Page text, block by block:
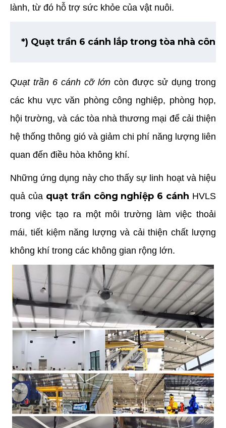
lành, từ đó hỗ trợ sức khỏe của vật nuôi.
*) Quạt trần 6 cánh lắp trong tòa nhà
Quạt trần 6 cánh cỡ lớn còn được sử dụng trong
các khu vực văn phòng công nghiệp, phòng họp,
hội trường, và các tòa nhà thương mại để cải thiện
hệ thống thông gió và giảm chi phí năng lượng liên
quan đến điều hòa không khí.
Những ứng dụng này cho thấy sự linh hoạt và hiệu
quả của quạt trần công nghiệp 6 cánh HVLS
trong việc tạo ra một môi trường làm việc thoải
mái, tiết kiệm năng lượng và cải thiện chất lượng
không khí trong các không gian rộng lớn.